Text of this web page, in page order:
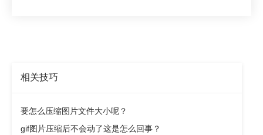
相关技巧
要怎么压缩图片文件大小呢？
gif图片压缩后不会动了这是怎么回事？